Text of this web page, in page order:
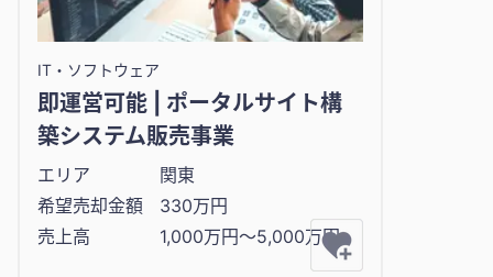
IT・ソフトウェア
即運営可能 | ポータルサイト構
築システム販売事業
エリア
関東
希望売却金額
330万円
売上高
1,000万円〜5,000万円